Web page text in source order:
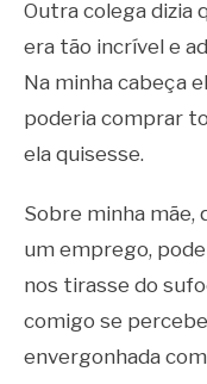
Outra colega dizia
era tão incrível e
Na minha cabeça
poderia comprar
ela quisesse.
Sobre minha mãe,
um emprego,
nos tirasse do
comigo se
envergonhada